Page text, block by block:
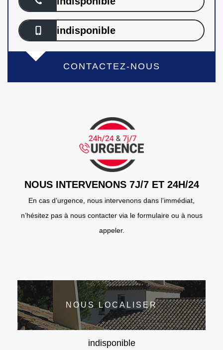
indisponible
CONTACTEZ-NOUS
NOUS INTERVENONS 7J/7 ET 24H/24
En cas d’urgence, nous intervenons dans l’immédiat,
n’hésitez pas à nous contacter via le formulaire ou à nous
appeler.
NOUS LOCALISER
indisponible